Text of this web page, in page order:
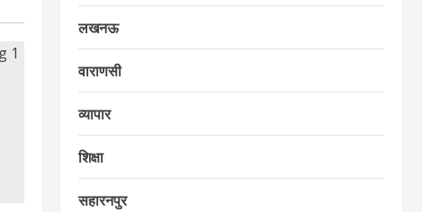
लखनऊ
वाराणसी
व्यापार
शिक्षा
सहारनपुर